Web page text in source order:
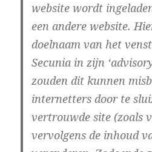
website wordt
een andere website.
doelnaam van het
Secunia in zijn
zouden dit kunnen
internetters door te
vertrouwde site (zoals
vervolgens de inhoud